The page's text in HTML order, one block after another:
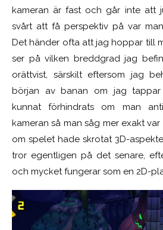
kameran är fast och går inte att
svårt att få perspektiv på var
Det händer ofta att jag hoppar till
ser på vilken breddgrad jag
orättvist, särskilt eftersom jag
början av banan om jag
kunnat förhindrats om man
kameran så man såg mer exakt
om spelet hade skrotat 3D-
tror egentligen på det senare,
och mycket fungerar som en 2D-